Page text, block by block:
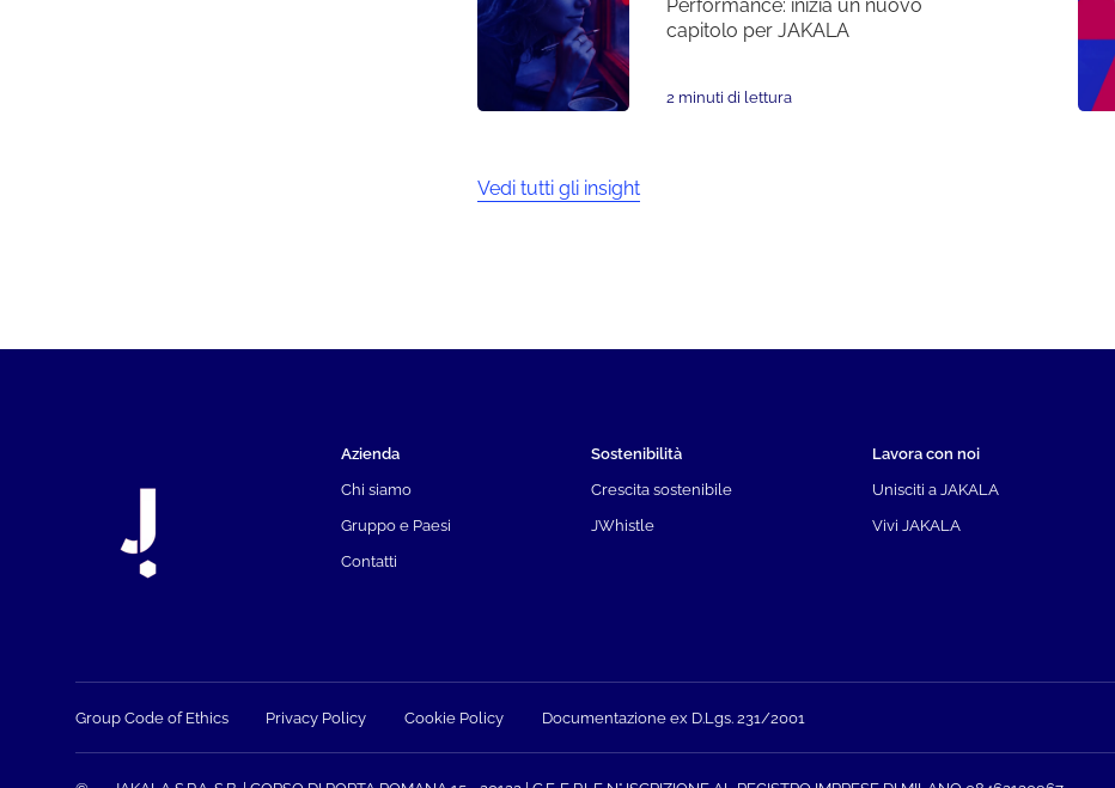
Performance: inizia un nuovo
capitolo per JAKALA
2 minuti di lettura
Vedi tutti gli insight
Azienda
Chi siamo
Gruppo e Paesi
Contatti
Sostenibilità
Crescita sostenibile
JWhistle
Lavora con noi
Unisciti a JAKALA
Vivi JAKALA
Group Code of Ethics Privacy Policy Cookie Policy Documentazione ex D.Lgs. 231/2001